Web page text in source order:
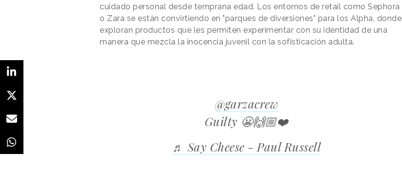
cuidado personal desde temprana edad. Los entornos de retail como Sephora
o Zara se están convirtiendo en "parques de diversiones" para los Alpha, donde
exploran productos que les permiten experimentar con su identidad de una
manera que mezcla la inocencia juvenil con la sofisticación adulta.
@garzacrew
Guilty 😬🙌🏼❤️
♬ Say Cheese - Paul Russell